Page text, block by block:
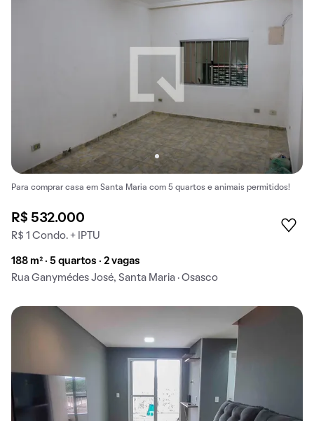
Para comprar casa em Santa Maria com 5 quartos e animais permitidos!
R$ 532.000
R$ 1 Condo. + IPTU
188 m² · 5 quartos · 2 vagas
Rua Ganymédes José, Santa Maria · Osasco